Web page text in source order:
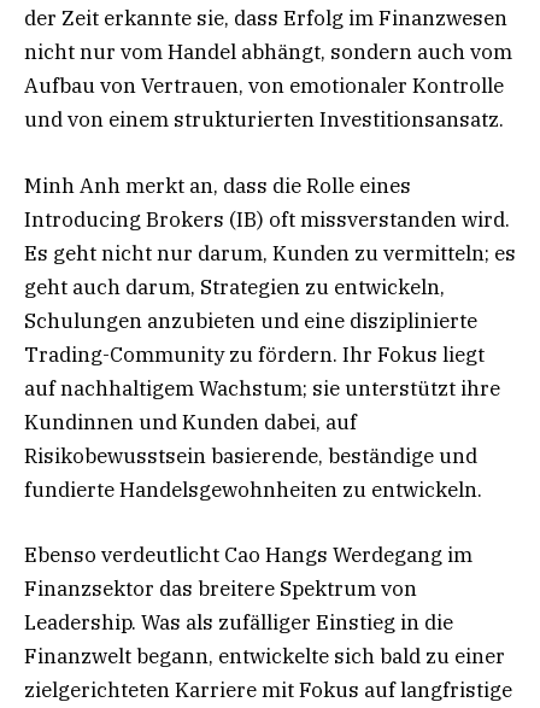
der Zeit erkannte sie, dass Erfolg im Finanzwesen
nicht nur vom Handel abhängt, sondern auch vom
Aufbau von Vertrauen, von emotionaler Kontrolle
und von einem strukturierten Investitionsansatz.
Minh Anh merkt an, dass die Rolle eines
Introducing Brokers (IB) oft missverstanden wird.
Es geht nicht nur darum, Kunden zu vermitteln; es
geht auch darum, Strategien zu entwickeln,
Schulungen anzubieten und eine disziplinierte
Trading-Community zu fördern. Ihr Fokus liegt
auf nachhaltigem Wachstum; sie unterstützt ihre
Kundinnen und Kunden dabei, auf
Risikobewusstsein basierende, beständige und
fundierte Handelsgewohnheiten zu entwickeln.
Ebenso verdeutlicht Cao Hangs Werdegang im
Finanzsektor das breitere Spektrum von
Leadership. Was als zufälliger Einstieg in die
Finanzwelt begann, entwickelte sich bald zu einer
zielgerichteten Karriere mit Fokus auf langfristige